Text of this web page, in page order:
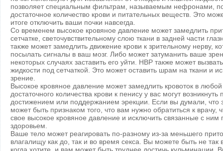
позволяет специальным фильтрам, называемым нефронами,
достаточное количество крови и питательных веществ. Это
итоге отключить ваши почки навсегда.
Со временем высокое кровяное давление может замедлить
сетчатке, светочувствительному слою ткани в задней части
также может замедлить движение крови к зрительному нерву,
посылать сигналы в ваш мозг. Либо может затуманить ваше
некоторых случаях заставить его уйти. HBP также может
жидкости под сетчаткой. Это может оставить шрам на ткани и
зрение.
Высокое кровяное давление может замедлить кровоток в любой
достаточного количества крови к пенису у вас могут
достижением или поддержанием эрекции. Если вы думали, что
может быть признаком того, что вам нужно обратиться к врачу,
свое высокое кровяное давление и исключить связанные с
здоровьем.
Ваше тело может реагировать по-разному из-за меньшего
влагалищу как до, так и во время секса. Вы можете быть не так